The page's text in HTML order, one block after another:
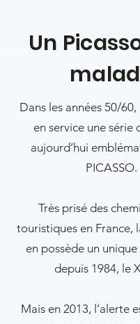
Un
Dans les années 50/
en service une série
aujourd’hui
PICASSO.
Très prisé des
touristiques en France,
en possède un
depuis 1984, le
Mais en 2013, l’alerte